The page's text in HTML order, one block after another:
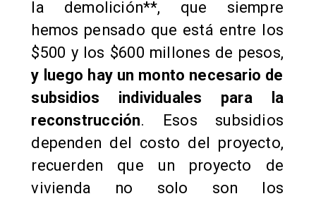
la demolición**, que siempre
hemos pensado que está entre los
$500 y los $600 millones de pesos,
y luego hay un monto necesario de
subsidios individuales para la
reconstrucción. Esos subsidios
dependen del costo del proyecto,
recuerden que un proyecto de
vivienda no solo son los